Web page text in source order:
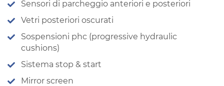
Sensori di parcheggio anteriori e posteriori
Vetri posteriori oscurati
Sospensioni phc (progressive hydraulic
cushions)
Sistema stop & start
Mirror screen